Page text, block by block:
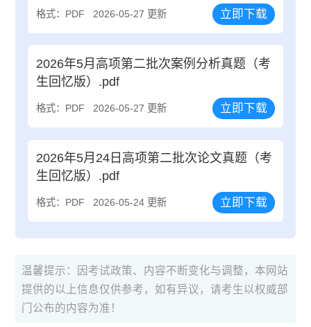
格式：PDF 2026-05-27 更新 立即下载
2026年5月高项第二批次案例分析真题（考
生回忆版）.pdf
格式：PDF 2026-05-27 更新 立即下载
2026年5月24日高项第二批次论文真题（考
生回忆版）.pdf
格式：PDF 2026-05-24 更新 立即下载
温馨提示：因考试政策、内容不断变化与调整，本网站
提供的以上信息仅供参考，如有异议，请考生以权威部
门公布的内容为准！